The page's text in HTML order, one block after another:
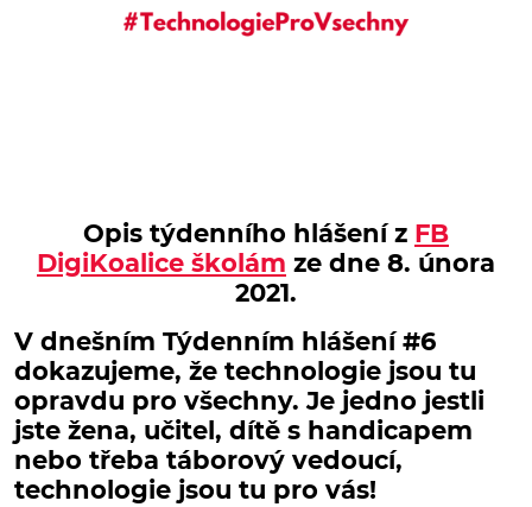
Opis týdenního hlášení z FB
DigiKoalice školám ze dne 8. února
2021.
V dnešním Týdenním hlášení #6
dokazujeme, že technologie jsou tu
opravdu pro všechny. Je jedno jestli
jste žena, učitel, dítě s handicapem
nebo třeba táborový vedoucí,
technologie jsou tu pro vás!